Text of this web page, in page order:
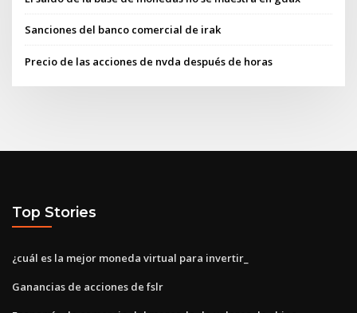
Sanciones del banco comercial de irak
Precio de las acciones de nvda después de horas
Top Stories
¿cuál es la mejor moneda virtual para invertir_
Ganancias de acciones de fslr